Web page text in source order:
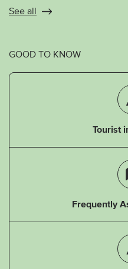
See all
GOOD TO KNOW
Tourist
Frequently